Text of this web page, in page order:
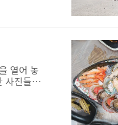
열어 놓
사진들로
벽이면
보는 것